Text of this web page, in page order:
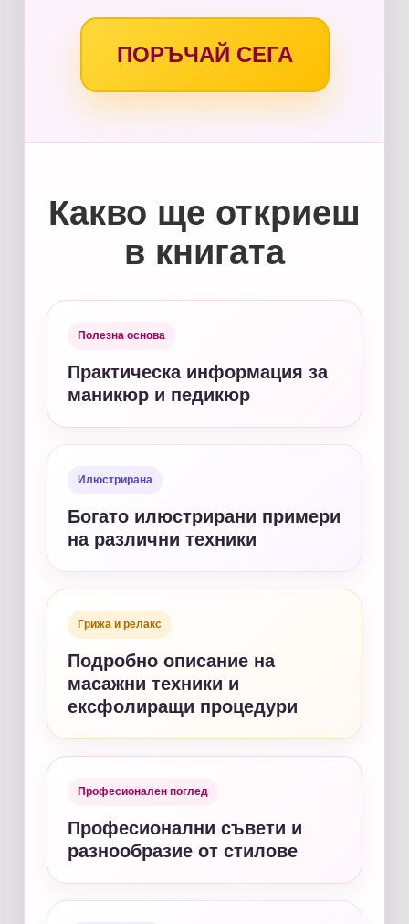
ПОРЪЧАЙ СЕГА
Какво ще откриеш
в книгата
Полезна основа
Практическа информация за
маникюр и педикюр
Илюстрирана
Богато илюстрирани примери
на различни техники
Грижа и релакс
Подробно описание на
масажни техники и
ексфолиращи процедури
Професионален поглед
Професионални съвети и
разнообразие от стилове